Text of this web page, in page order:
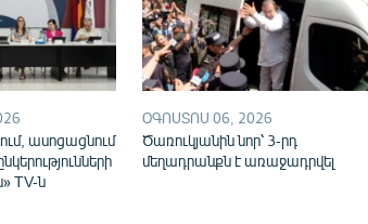
ասոցացնում
TV-ն
ՕԳՈՍՏՈՍ 06, 2026
Ծառուկյանին նոր՝ 3-րդ
մեղադրանքն է առաջադրվել